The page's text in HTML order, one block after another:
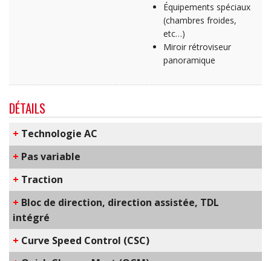
Équipements spéciaux
(chambres froides,
etc…)
Miroir rétroviseur
panoramique
DÉTAILS
+ ​Technologie AC
+ Pas variable
+ Traction
+ Bloc de direction, direction assistée, TDL
intégré
+ C​urve Speed Control​ (CSC)